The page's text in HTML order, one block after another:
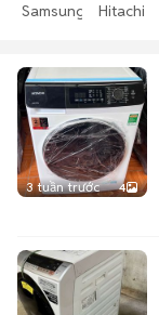
Samsung Hitachi
3 tuần trước 4